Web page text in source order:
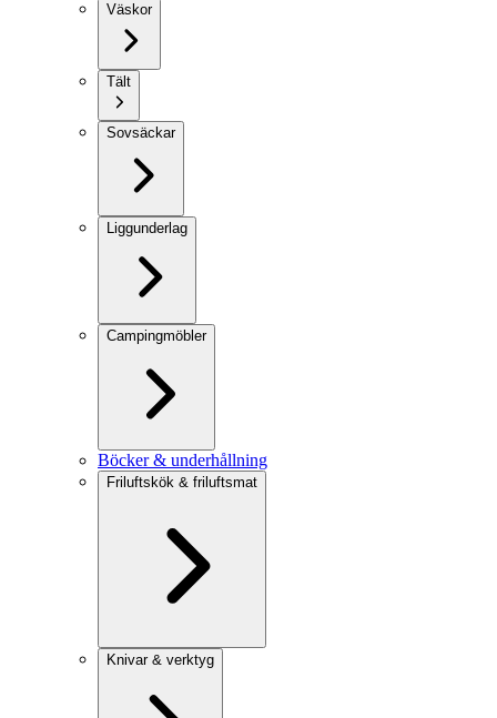
Väskor
Tält
Sovsäckar
Liggunderlag
Campingmöbler
Böcker & underhållning
Friluftskök & friluftsmat
Knivar & verktyg